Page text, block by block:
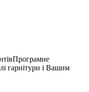
гарнітури і Вашим